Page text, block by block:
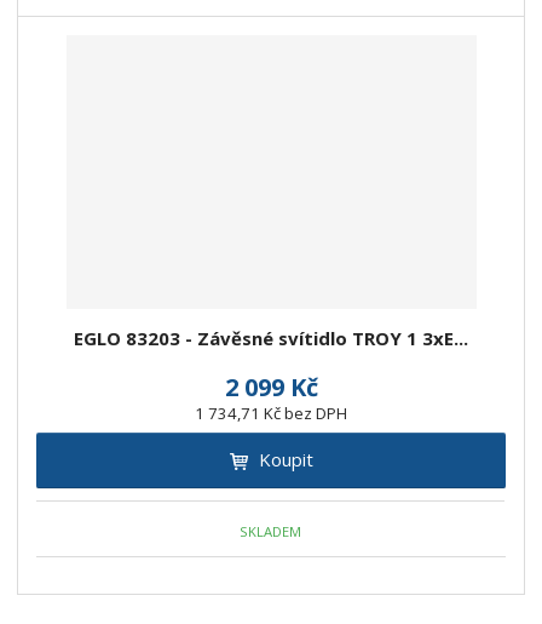
EGLO 83203 - Závěsné svítidlo TROY 1 3xE...
2 099 Kč
1 734,71 Kč bez DPH
Koupit
SKLADEM